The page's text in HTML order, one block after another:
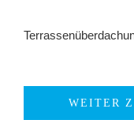
WEITER